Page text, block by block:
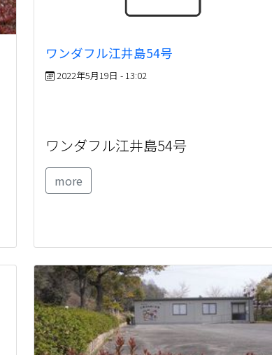
ワンダフル江井島54号
2022年5月19日 - 13:02
ワンダフル江井島54号
more